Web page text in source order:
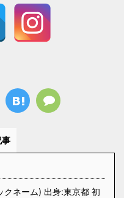
事
クネーム) 出身:東京都 初